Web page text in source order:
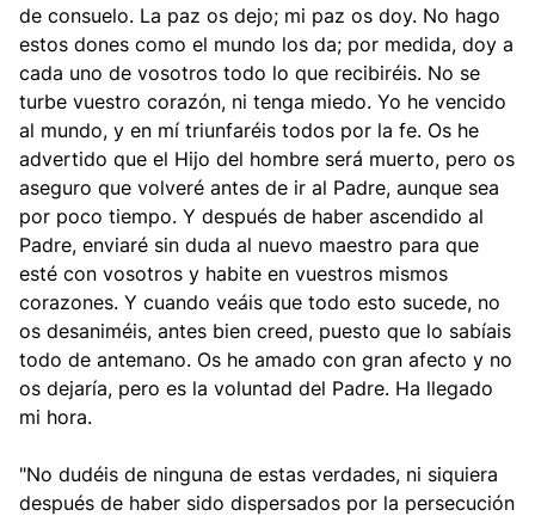
de consuelo. La paz os dejo; mi paz os doy. No hago
estos dones como el mundo los da; por medida, doy a
cada uno de vosotros todo lo que recibiréis. No se
turbe vuestro corazón, ni tenga miedo. Yo he vencido
al mundo, y en mí triunfaréis todos por la fe. Os he
advertido que el Hijo del hombre será muerto, pero os
aseguro que volveré antes de ir al Padre, aunque sea
por poco tiempo. Y después de haber ascendido al
Padre, enviaré sin duda al nuevo maestro para que
esté con vosotros y habite en vuestros mismos
corazones. Y cuando veáis que todo esto sucede, no
os desaniméis, antes bien creed, puesto que lo sabíais
todo de antemano. Os he amado con gran afecto y no
os dejaría, pero es la voluntad del Padre. Ha llegado
mi hora.
"No dudéis de ninguna de estas verdades, ni siquiera
después de haber sido dispersados por la persecución